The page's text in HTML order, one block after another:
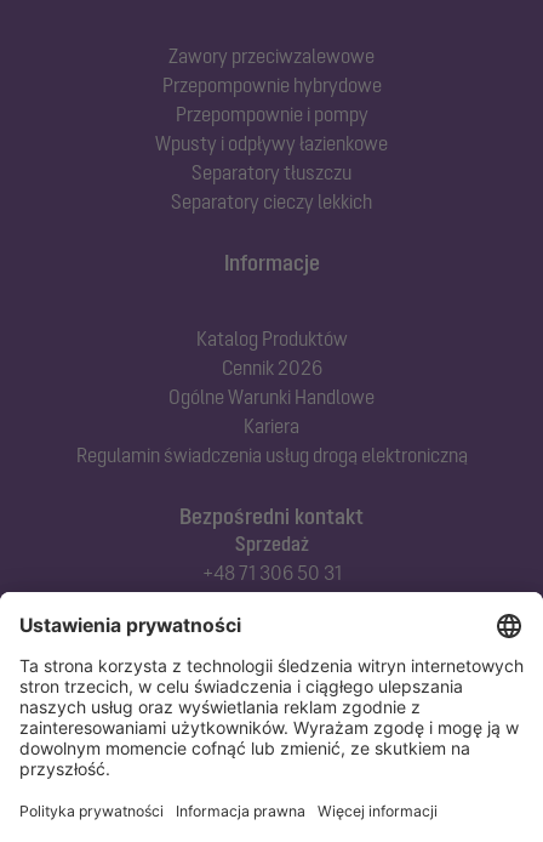
Zawory przeciwzalewowe
Przepompownie hybrydowe
Przepompownie i pompy
Wpusty i odpływy łazienkowe
Separatory tłuszczu
Separatory cieczy lekkich
Bezpośredni kontakt
Sprzedaż
+48 71 306 50 31
Doradztwo techniczne
Serwis techniczny
+48 71 306 50 51
Informacje
Katalog Produktów
Cennik 2026
Ogólne Warunki Handlowe
Kariera
Regulamin świadczenia usług drogą elektroniczną